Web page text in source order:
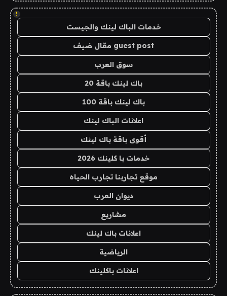
!
خدمات الباك لينك والجيست
guest post مقال ضيف
سوق العرب
باك لينك باقة 20
باك لينك باقة 100
اعلانات الباك لينك
أقوى باقة باك لينك
خدمات با كلينك 2026
موقع تجاربنا تجارب الحياه
ديوان العرب
مشاريع
اعلانات باك لينك
الرياضية
اعلانات باكلينك